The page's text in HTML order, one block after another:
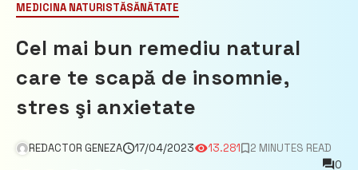
MEDICINA NATURISTĂSĂNĂTATE
Cel mai bun remediu natural
care te scapă de insomnie,
stres şi anxietate
REDACTOR GENEZA 17/04/2023 13.281
2 MINUTES READ
0